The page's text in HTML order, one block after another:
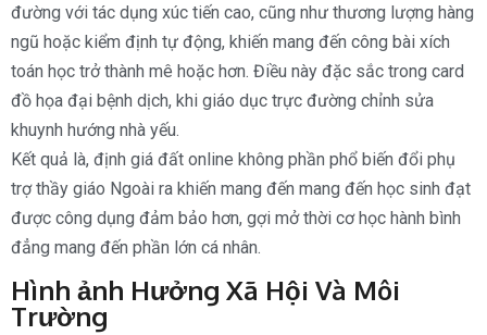
đường với tác dụng xúc tiến cao, cũng như thương lượng hàng
ngũ hoặc kiểm định tự động, khiến mang đến công bài xích
toán học trở thành mê hoặc hơn. Điều này đặc sắc trong card
đồ họa đại bệnh dịch, khi giáo dục trực đường chỉnh sửa
khuynh hướng nhà yếu.
Kết quả là, định giá đất online không phần phổ biến đổi phụ
trợ thầy giáo Ngoài ra khiến mang đến mang đến học sinh đạt
được công dụng đảm bảo hơn, gợi mở thời cơ học hành bình
đẳng mang đến phần lớn cá nhân.
Hình ảnh Hưởng Xã Hội Và Môi
Trường